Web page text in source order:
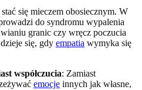
się mieczem obosiecznym. W
do syndromu wypalenia
granic czy wręcz poczucia
się, gdy empatia wymyka się
współczucia: Zamiast
emocje innych jak własne,